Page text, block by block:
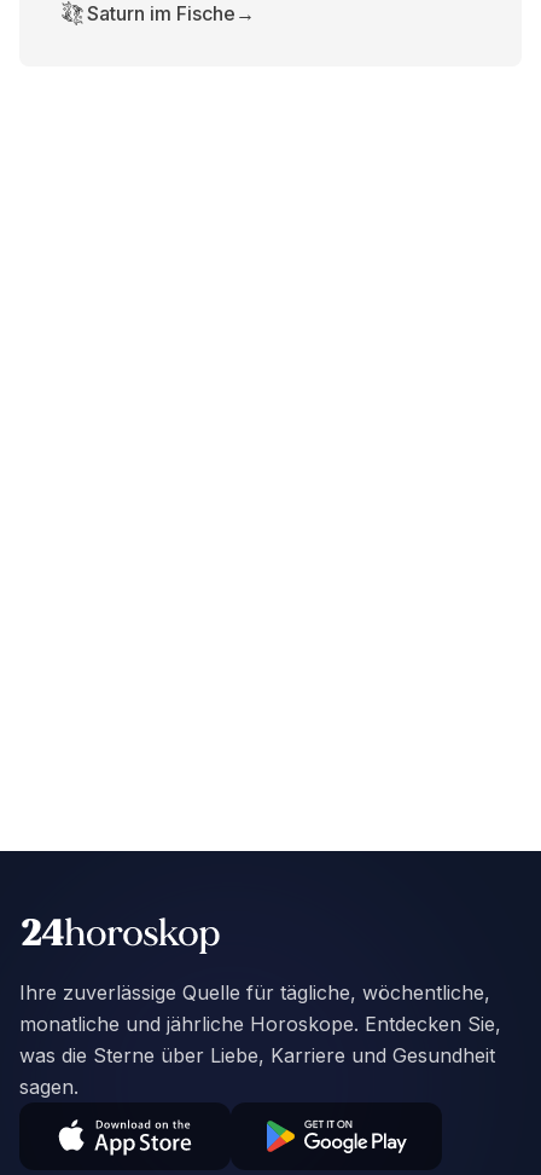
Saturn im Fische →
Ihre zuverlässige Quelle für tägliche, wöchentliche,
monatliche und jährliche Horoskope. Entdecken Sie,
was die Sterne über Liebe, Karriere und Gesundheit
sagen.